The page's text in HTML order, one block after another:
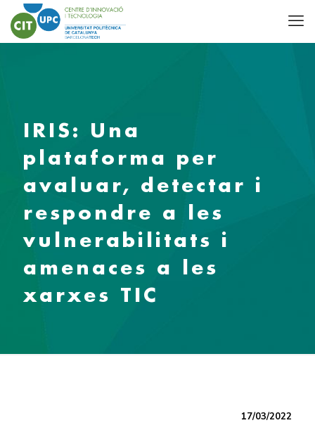
IRIS: Una
plataforma per
avaluar, detectar i
respondre a les
vulnerabilitats i
amenaces a les
xarxes TIC
17/03/2022